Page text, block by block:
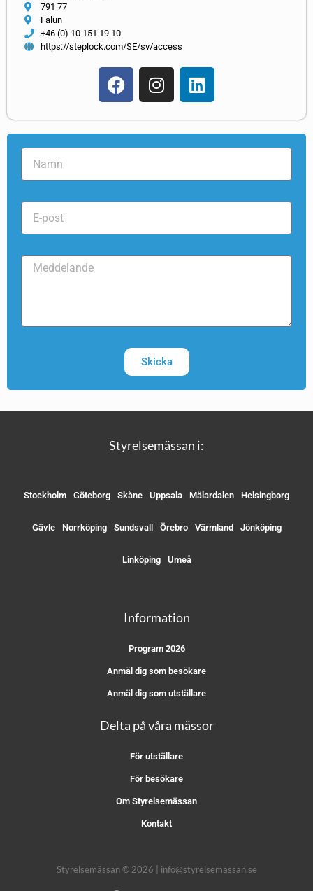
791 77
Falun
+46 (0) 10 151 19 10
https://steplock.com/SE/sv/access
Skicka
Styrelsemässan i:
Stockholm Göteborg Skåne Uppsala Mälardalen Helsingborg
Gävle Norrköping Sundsvall Örebro Värmland Jönköping
Linköping Umeå
Information
Program 2026
Anmäl dig som besökare
Anmäl dig som utställare
Delta på våra mässor
För utställare
För besökare
Om Styrelsemässan
Kontakt
Styrelsemässan © 2026 | info@styrelsemassan.se